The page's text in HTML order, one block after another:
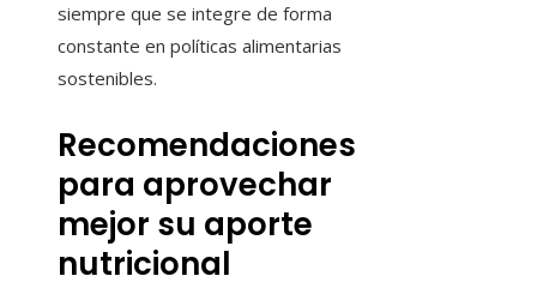
siempre que se integre de forma
constante en políticas alimentarias
sostenibles.
Recomendaciones
para aprovechar
mejor su aporte
nutricional